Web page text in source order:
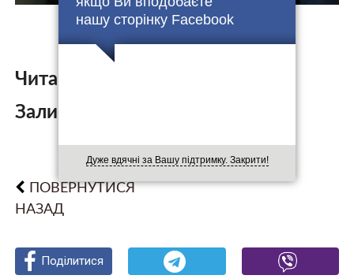
нашу сторінку Facebook
Дуже вдячні за Вашу підтримку. Закрити!
Читайте також:
Залишити коментар:
ПОВЕРНУТИСЯ
НАЗАД
Поділитися